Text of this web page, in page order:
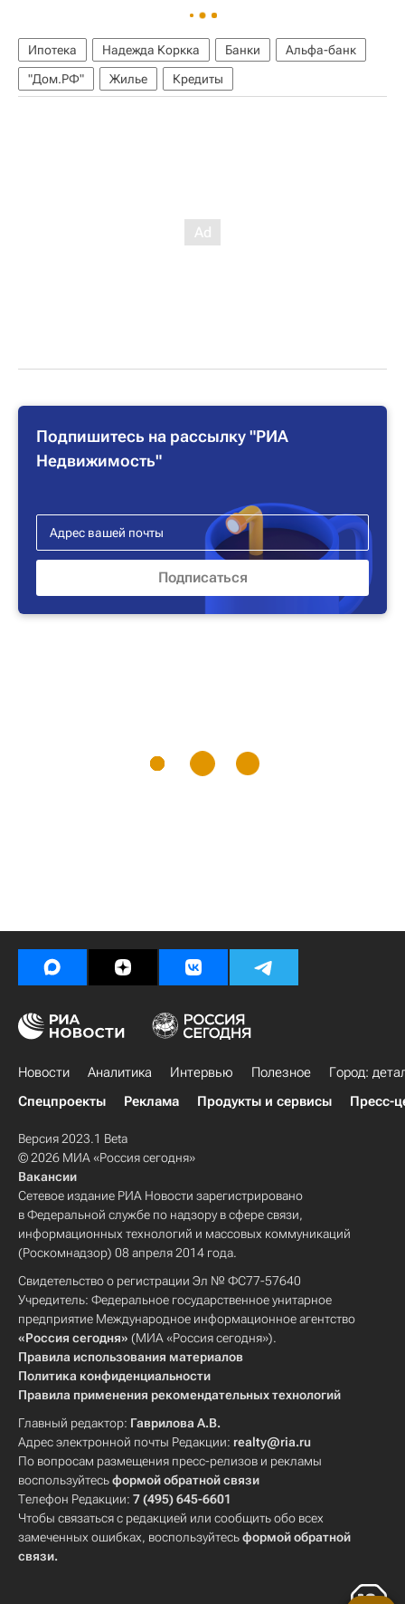
Ипотека Надежда Коркка Банки
Альфа-банк
"Дом.РФ"
Жилье Кредиты
Подпишитесь на рассылку "РИА
Недвижимость"
Новости Аналитика Интервью Полезное
Город:
Спецпроекты
Реклама Продукты и сервисы Пресс-
Версия 2023.1 Beta
© 2026 МИА «Россия сегодня»
Вакансии
Сетевое издание РИА Новости зарегистрировано
в Федеральной службе по надзору в сфере связи,
информационных технологий и массовых коммуникаций
(Роскомнадзор) 08 апреля 2014 года.
Свидетельство о регистрации Эл № ФС77-57640
Учредитель: Федеральное государственное унитарное
предприятие Международное информационное агентство
«Россия сегодня» (МИА «Россия сегодня»).
Правила использования материалов
Политика конфиденциальности
Правила применения рекомендательных технологий
Главный редактор: Гаврилова А.В.
Адрес электронной почты Редакции: realty@ria.ru
По вопросам размещения пресс-релизов и рекламы
воспользуйтесьформой обратной связи
Телефон Редакции: 7 (495) 645-6601
Чтобы связаться с редакцией или сообщить обо всех
замеченных ошибках, воспользуйтесьформой обратной
связи.